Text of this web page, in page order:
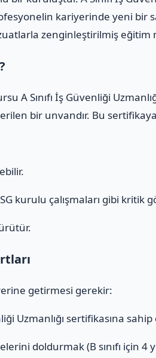
kariyerinde yeni bir
zenginleştirilmiş
A Sınıfı İş Güvenliği
bir unvandır. Bu
kurulu çalışmaları gibi kritik
getirmesi gerekir:
Uzmanlığı sertifikasına
doldurmak (B sınıfı için 4